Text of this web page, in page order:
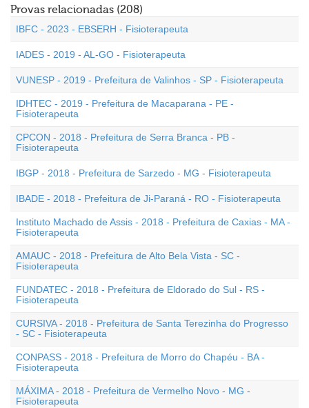
Provas relacionadas (208)
IBFC - 2023 - EBSERH - Fisioterapeuta
IADES - 2019 - AL-GO - Fisioterapeuta
VUNESP - 2019 - Prefeitura de Valinhos - SP - Fisioterapeuta
IDHTEC - 2019 - Prefeitura de Macaparana - PE -
Fisioterapeuta
CPCON - 2018 - Prefeitura de Serra Branca - PB -
Fisioterapeuta
IBGP - 2018 - Prefeitura de Sarzedo - MG - Fisioterapeuta
IBADE - 2018 - Prefeitura de Ji-Paraná - RO - Fisioterapeuta
Instituto Machado de Assis - 2018 - Prefeitura de Caxias - MA -
Fisioterapeuta
AMAUC - 2018 - Prefeitura de Alto Bela Vista - SC -
Fisioterapeuta
FUNDATEC - 2018 - Prefeitura de Eldorado do Sul - RS -
Fisioterapeuta
CURSIVA - 2018 - Prefeitura de Santa Terezinha do Progresso
- SC - Fisioterapeuta
CONPASS - 2018 - Prefeitura de Morro do Chapéu - BA -
Fisioterapeuta
MÁXIMA - 2018 - Prefeitura de Vermelho Novo - MG -
Fisioterapeuta